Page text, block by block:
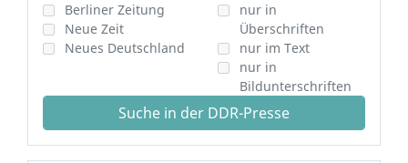
Berliner Zeitung
Neue Zeit
Neues Deutschland
nur in
Überschriften
nur im Text
nur in
Bildunterschriften
Suche in der DDR-Presse